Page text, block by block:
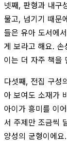
넷째, 판형과 내구
물고, 넘기기 때문
들은 유아 도서에
게 보라고 해요.
이는 더 자주 책을
다섯째, 전집 구성
아 보여도 소재가
아이가 흥미를 이
서 주제만 조금씩
양성의 균형이에요.